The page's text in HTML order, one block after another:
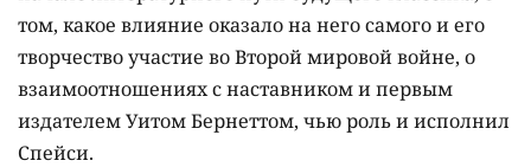
том, какое влияние оказало на него самого и его
творчество участие во Второй мировой войне, о
взаимоотношениях с наставником и первым
издателем Уитом Бернеттом, чью роль и исполнил
Спейси.